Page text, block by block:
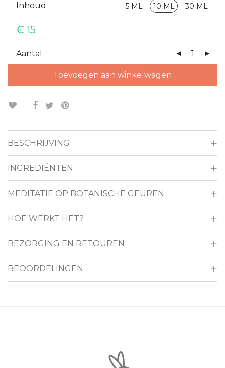
Inhoud 5 ML 10 ML 30 ML
€ 15
Aantal
Toevoegen aan winkelwagen
BESCHRIJVING
INGREDIËNTEN
MEDITATIE OP BOTANISCHE GEUREN
HOE WERKT HET?
BEZORGING EN RETOUREN
BEOORDELINGEN 1